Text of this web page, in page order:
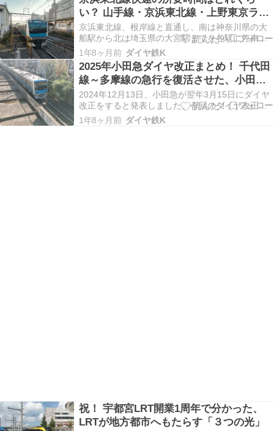
えていきます。 小田急線に直通運転する東京メト
ロ千代田線 16000系 直接的な理由 間接的な理…
い？ 山手線・京浜東北線・上野東京ライ
ンの違いや役割を考える
京浜東北線、根岸線と直通し、南は神奈川県の大
船駅から北は埼玉県の大宮駅までを各駅に停車し
結んでいます。一方、日中時間帯の品川から田端
までの区間、山手線と並走する区間では快速列車
として走行しています。また、京浜東北線と並行
して上野東京ラインが走っており、こちらが最速
達種別であります…
1年8ヶ月前 ダイヤ鉄K
2025年小田急ダイヤ改正まとめ！ 千代田
線～多摩線の急行を復活させた、小田急
側の狙いとは
2024年12月13日、小田急が翌年3月15日にダイヤ
改正をすると発表しました。今回のダイヤ改正
は、「現行ダイヤをベースとしながら、ご利用ニ
ーズの高い平日夜間への特急ロマンスカーの増発
1年8ヶ月前 ダイヤ鉄K
祝！ 宇都宮LRT開業1周年で分かった、
LRTが地方都市へもたらす「３つの光」